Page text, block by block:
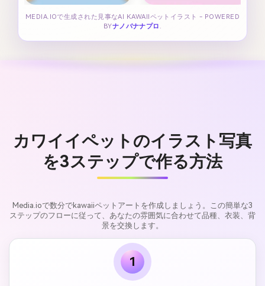
MEDIA.IOで生成された見事なAI KAWAIIペットイラスト - POWERED
BYナノバナナプロ .
カワイイペットのイラスト写真
を3ステップで作る方法
Media.ioで数分でkawaiiペットアートを作成しましょう。この簡単な3
ステップのフローに従って、あなたの雰囲気に合わせて品種、衣装、背
景を交換します。
1